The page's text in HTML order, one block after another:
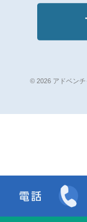
© 2026 アドベン